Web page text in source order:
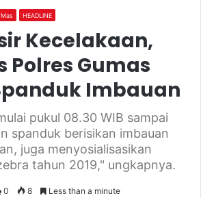
HEADLINE
Kecelakaan,
Polres Gumas
Imbauan
pukul 08.30 WIB sampai
spanduk berisikan imbauan
juga menyosialisasikan
tahun 2019," ungkapnya.
0 8 Less than a minute